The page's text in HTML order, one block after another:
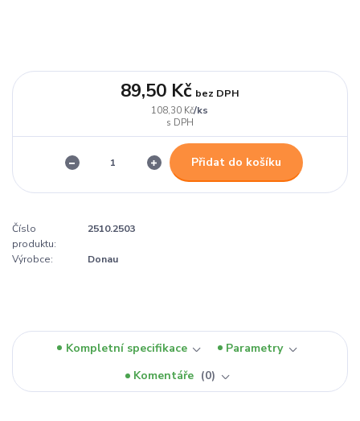
108,30 Kč/ks
89,50 Kč bez DPH
Přidat do košíku
Číslo
produktu:
2510.2503
Výrobce: Donau
Kompletní specifikace
Parametry
Komentáře
0